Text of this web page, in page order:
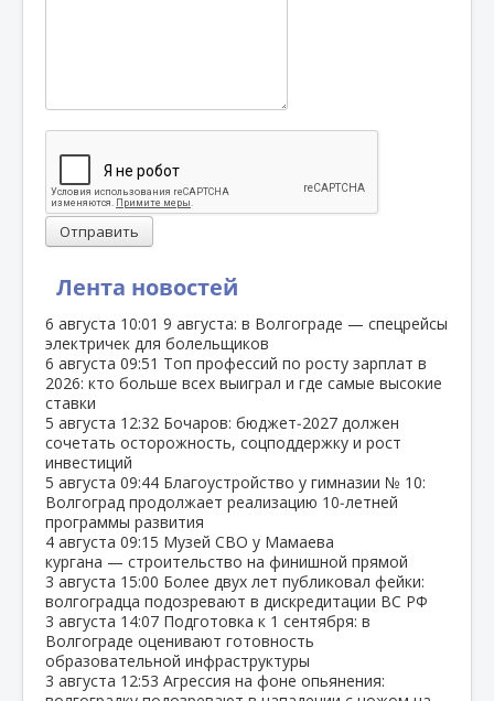
Лента новостей
6 августа 10:01 9 августа: в Волгограде — спецрейсы
электричек для болельщиков
6 августа 09:51 Топ профессий по росту зарплат в
2026: кто больше всех выиграл и где самые высокие
ставки
5 августа 12:32 Бочаров: бюджет‑2027 должен
сочетать осторожность, соцподдержку и рост
инвестиций
5 августа 09:44 Благоустройство у гимназии № 10:
Волгоград продолжает реализацию 10‑летней
программы развития
4 августа 09:15 Музей СВО у Мамаева
кургана — строительство на финишной прямой
3 августа 15:00 Более двух лет публиковал фейки:
волгоградца подозревают в дискредитации ВС РФ
3 августа 14:07 Подготовка к 1 сентября: в
Волгограде оценивают готовность
образовательной инфраструктуры
3 августа 12:53 Агрессия на фоне опьянения:
Отправить